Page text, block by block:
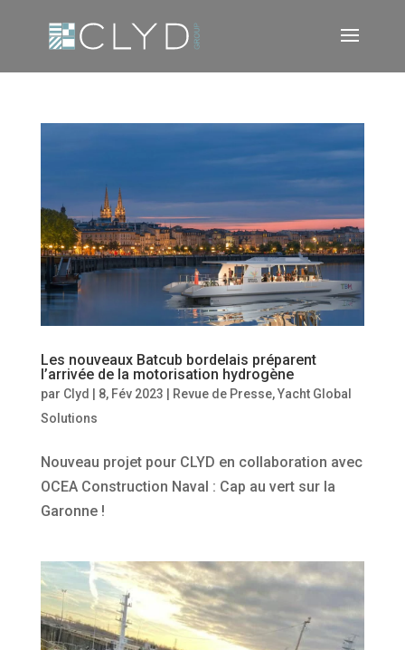
Les nouveaux Batcub bordelais préparent
l’arrivée de la motorisation hydrogène
par Clyd 8, Fév 2023 Revue de Presse,Yacht Global
Solutions
Nouveau projet pour CLYD en collaboration avec
OCEA Construction Naval : Cap au vert sur la
Garonne !